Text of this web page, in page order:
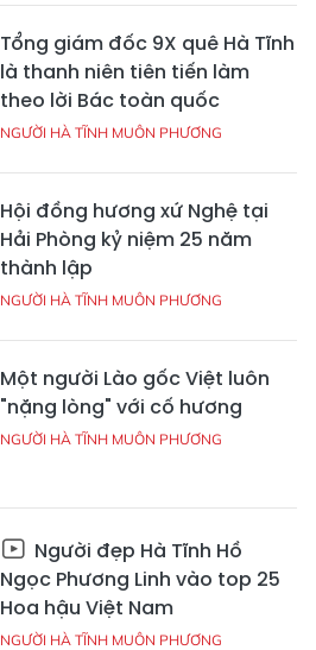
Tổng giám đốc 9X quê Hà Tĩnh
là thanh niên tiên tiến làm
theo lời Bác toàn quốc
NGƯỜI HÀ TĨNH MUÔN PHƯƠNG
Hội đồng hương xứ Nghệ tại
Hải Phòng kỷ niệm 25 năm
thành lập
NGƯỜI HÀ TĨNH MUÔN PHƯƠNG
Một người Lào gốc Việt luôn
"nặng lòng" với cố hương
NGƯỜI HÀ TĨNH MUÔN PHƯƠNG
Người đẹp Hà Tĩnh Hồ
Ngọc Phương Linh vào top 25
Hoa hậu Việt Nam
NGƯỜI HÀ TĨNH MUÔN PHƯƠNG